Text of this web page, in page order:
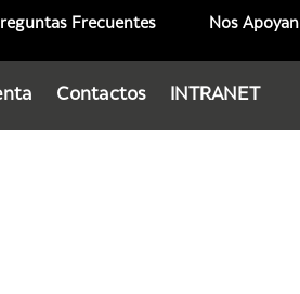
Frecuentes Nos Apoyan
Contactos INTRANET